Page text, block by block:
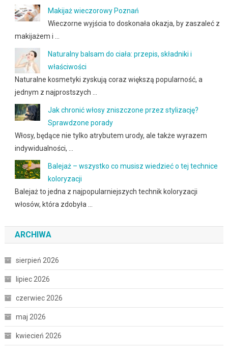
Makijaż wieczorowy Poznań
Wieczorne wyjścia to doskonała okazja, by zaszaleć z
makijażem i …
Naturalny balsam do ciała: przepis, składniki i
właściwości
Naturalne kosmetyki zyskują coraz większą popularność, a
jednym z najprostszych …
Jak chronić włosy zniszczone przez stylizację?
Sprawdzone porady
Włosy, będące nie tylko atrybutem urody, ale także wyrazem
indywidualności, …
Balejaż – wszystko co musisz wiedzieć o tej technice
koloryzacji
Balejaż to jedna z najpopularniejszych technik koloryzacji
włosów, która zdobyła …
ARCHIWA
sierpień 2026
lipiec 2026
czerwiec 2026
maj 2026
kwiecień 2026